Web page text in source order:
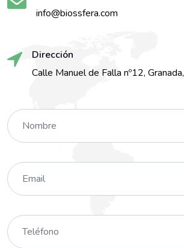
info@biossfera.com
Dirección
Calle Manuel de Falla nº12,